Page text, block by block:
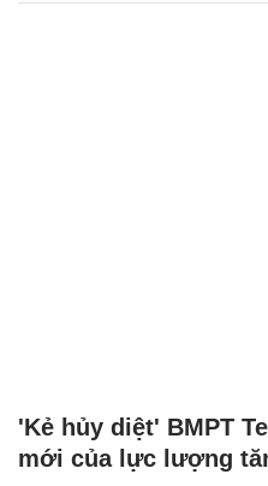
'Kẻ hủy diệt' BMPT
mới của lực lượng